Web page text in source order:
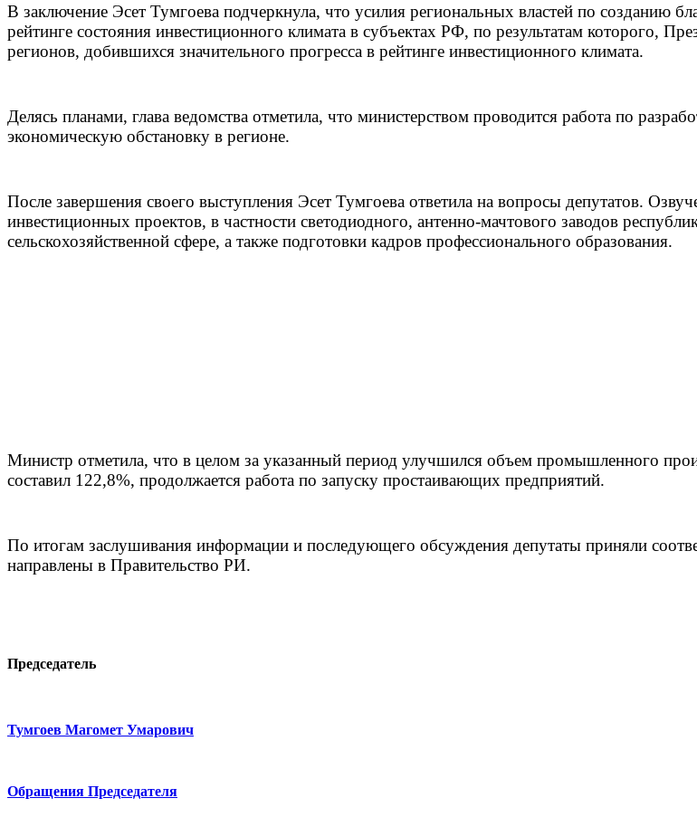
В заключение Эсет Тумгоева подчеркнула, что усилия региональных властей по созданию
рейтинге состояния инвестиционного климата в субъектах РФ, по результатам которого,
регионов, добившихся значительного прогресса в рейтинге инвестиционного климата.
Делясь планами, глава ведомства отметила, что министерством проводится работа по
экономическую обстановку в регионе.
После завершения своего выступления Эсет Тумгоева ответила на вопросы депутатов.
инвестиционных проектов, в частности светодиодного, антенно-мачтового заводов
сельскохозяйственной сфере, а также подготовки кадров профессионального образования.
Министр отметила, что в целом за указанный период улучшился объем промышленного
составил 122,8%, продолжается работа по запуску простаивающих предприятий.
По итогам заслушивания информации и последующего обсуждения депутаты приняли
направлены в Правительство РИ.
Председатель
Тумгоев Магомет Умарович
Обращения Председателя